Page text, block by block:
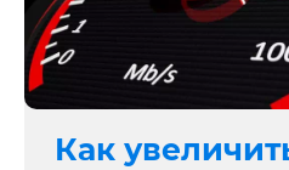
Как